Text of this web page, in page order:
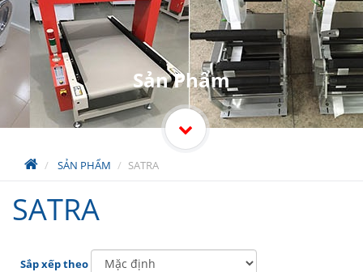
SẢN PHẨM SATRA
Sản Phẩm
SATRA
Sắp xếp theo